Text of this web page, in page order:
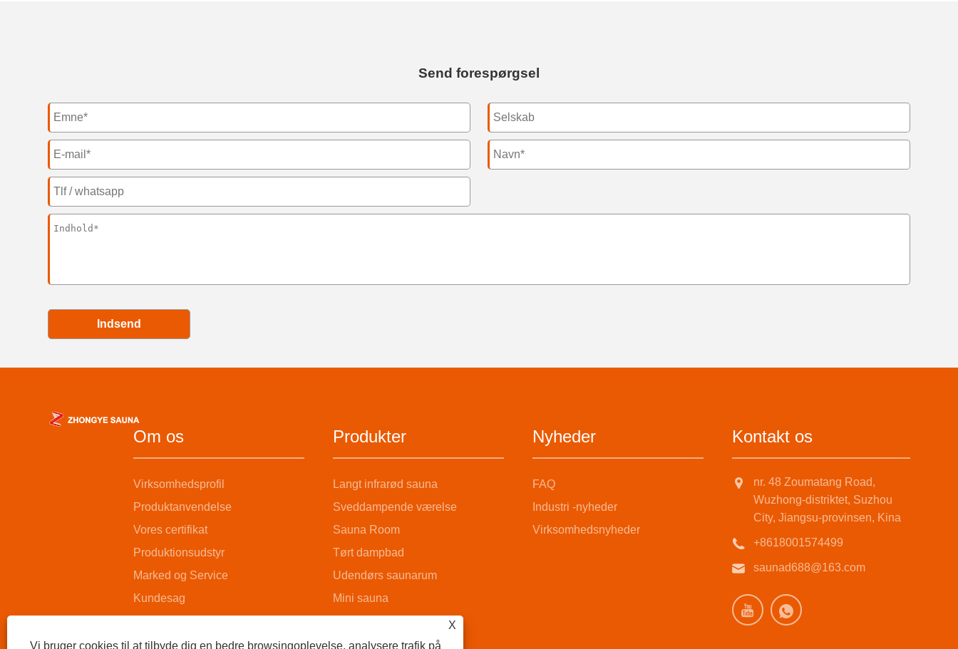
Send forespørgsel
Indsend
Om os
Virksomhedsprofil
Produktanvendelse
Vores certifikat
Produktionsudstyr
Marked og Service
Kundesag
Produkter
Langt infrarød sauna
Sveddampende værelse
Sauna Room
Tørt dampbad
Udendørs saunarum
Mini sauna
Træspand Saunarum
Nyheder
FAQ
Industri -nyheder
Virksomhedsnyheder
Kontakt os
nr. 48 Zoumatang Road,
Wuzhong-distriktet, Suzhou
City, Jiangsu-provinsen, Kina
+8618001574499
saunad688@163.com
X
Vi bruger cookies til at tilbyde dig en bedre browsingoplevelse, analysere trafik på